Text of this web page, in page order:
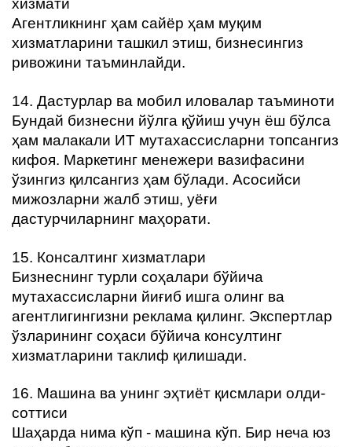
хизмати
Агентликнинг ҳам сайёр ҳам муқим
хизматларини ташкил этиш, бизнесингиз
ривожини таъминлайди.
14. Дастурлар ва мобил иловалар таъминоти
Бундай бизнесни йўлга қўйиш учун ёш бўлса
ҳам малакали ИТ мутахассисларни топсангиз
кифоя. Маркетинг менежери вазифасини
ўзингиз қилсангиз ҳам бўлади. Асосийси
мижозларни жалб этиш, уёғи
дастурчиларнинг маҳорати.
15. Консалтинг хизматлари
Бизнеснинг турли соҳалари бўйича
мутахассисларни йиғиб ишга олинг ва
агентлигингизни реклама қилинг. Экспертлар
ўзларининг соҳаси бўйича консултинг
хизматларини таклиф қилишади.
16. Машина ва унинг эҳтиёт қисмлари олди-
соттиси
Шаҳарда нима кўп - машина кўп. Бир неча юз